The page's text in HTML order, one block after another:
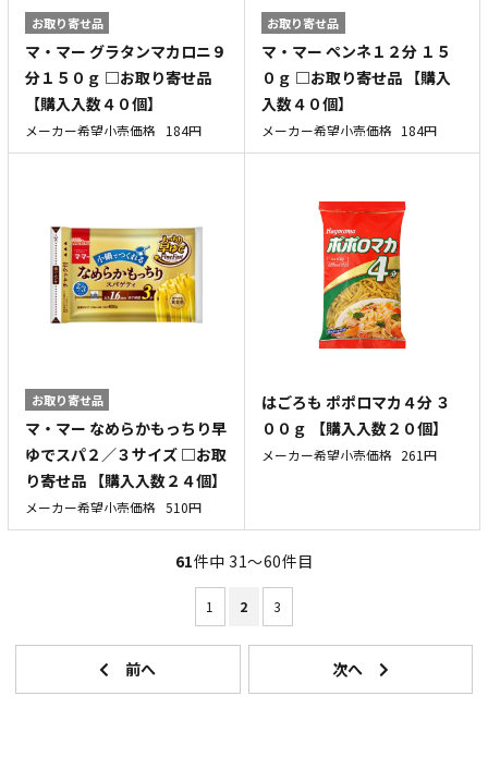
お取り寄せ品
マ・マー グラタンマカロニ９
分１５０ｇ □お取り寄せ品
【購入入数４０個】
メーカー希望小売価格 184円
お取り寄せ品
マ・マー ペンネ１２分 １５
０ｇ □お取り寄せ品 【購入
入数４０個】
メーカー希望小売価格 184円
お取り寄せ品
マ・マー なめらかもっちり早
ゆでスパ２／３サイズ □お取
り寄せ品 【購入入数２４個】
メーカー希望小売価格 510円
はごろも ポポロマカ４分 ３
００ｇ 【購入入数２０個】
メーカー希望小売価格 261円
61件中 31〜60件目
1 2 3